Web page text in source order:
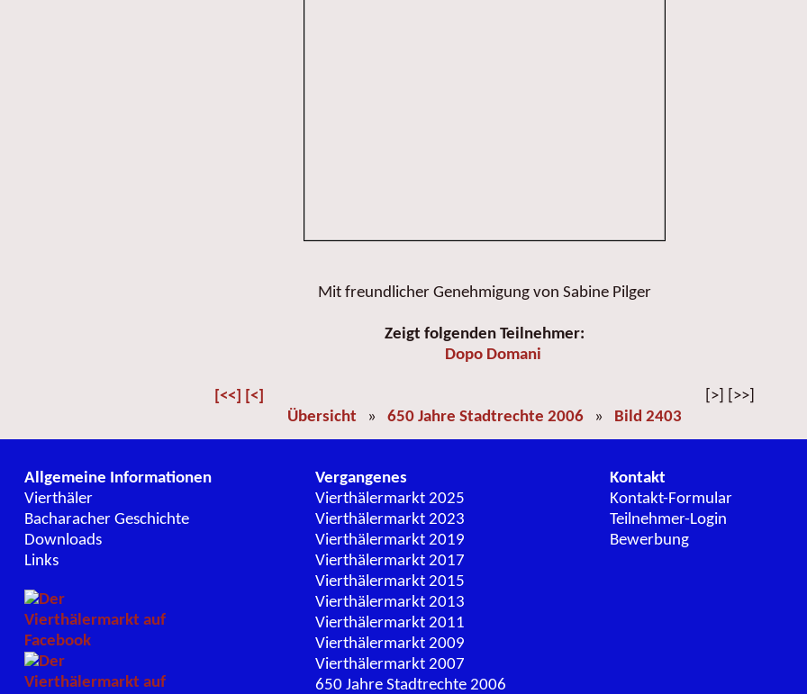
Mit freundlicher Genehmigung von Sabine Pilger
Zeigt folgenden Teilnehmer:
Dopo Domani
[<<] [<]
[>] [>>]
Übersicht » 650 Jahre Stadtrechte 2006 » Bild 2403
Allgemeine Informationen
Vierthäler
Bacharacher Geschichte
Downloads
Links
Vergangenes
Vierthälermarkt 2025
Vierthälermarkt 2023
Vierthälermarkt 2019
Vierthälermarkt 2017
Vierthälermarkt 2015
Vierthälermarkt 2013
Vierthälermarkt 2011
Vierthälermarkt 2009
Vierthälermarkt 2007
650 Jahre Stadtrechte 2006
Kontakt
Kontakt-Formular
Teilnehmer-Login
Bewerbung